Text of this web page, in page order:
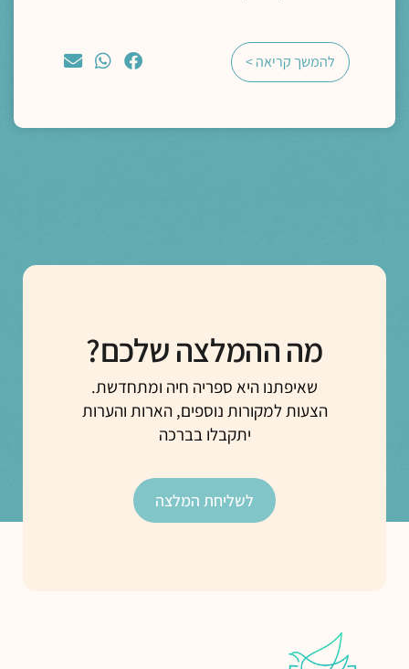
להמשך קריאה >
מה ההמלצה שלכם?
שאיפתנו היא ספריה חיה ומתחדשת.
הצעות למקורות נוספים, הארות והערות
יתקבלו בברכה
לשליחת המלצה